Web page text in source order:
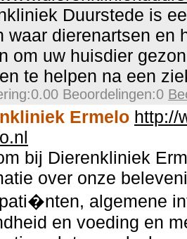
Duurstede is
waar dierenartsen en
om uw huisdier
te helpen na een
Beoordelingen:0
Ermelo http://
bij Dierenkliniek
over onze
algemene
en voeding en